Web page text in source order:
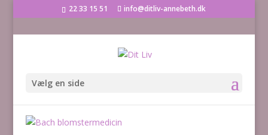
22 33 15 51 info@ditliv-annebeth.dk
Vælg en side